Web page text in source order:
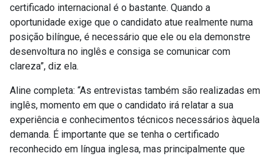
certificado internacional é o bastante. Quando a
oportunidade exige que o candidato atue realmente numa
posição bilíngue, é necessário que ele ou ela demonstre
desenvoltura no inglês e consiga se comunicar com
clareza”, diz ela.
Aline completa: “As entrevistas também são realizadas em
inglês, momento em que o candidato irá relatar a sua
experiência e conhecimentos técnicos necessários àquela
demanda. É importante que se tenha o certificado
reconhecido em língua inglesa, mas principalmente que